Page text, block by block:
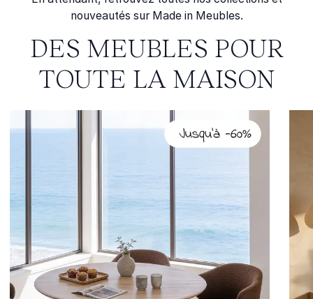
nouveautés sur Made in Meubles.
DES MEUBLES POUR
TOUTE LA MAISON